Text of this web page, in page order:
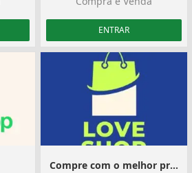
ENTRAR
Compre com o melhor preço agora